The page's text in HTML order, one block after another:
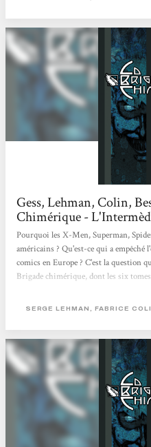
Gess, Lehman, Colin,
Chimérique -
Pourquoi les X-Men, Superman,
américains ? Qu'est-ce qui a
comics en Europe ? C'est la question
Brigade chimérique, dont les six
éditions Sans-Détour L'Encyclopédie
Ressusciter...
SERGE LEHMAN, FABRICE